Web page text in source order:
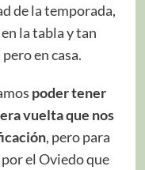
de la temporada,
la tabla y tan
en casa.
poder tener
vuelta que nos
, pero para
el Oviedo que